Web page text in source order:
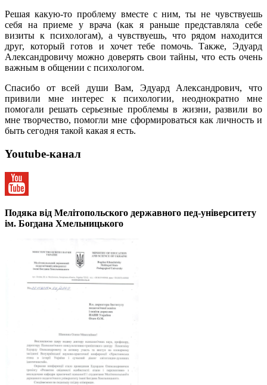
Решая какую-то проблему вместе с ним, ты не чувствуешь
себя на приеме у врача (как я раньше представляла себе
визиты к психологам), а чувствуешь, что рядом находится
друг, который готов и хочет тебе помочь. Также, Эдуард
Александровичу можно доверять свои тайны, что есть очень
важным в общении с психологом.
Спасибо от всей души Вам, Эдуард Александрович, что
привили мне интерес к психологии, неоднократно мне
помогали решать серьезные проблемы в жизни, развили во
мне творчество, помогли мне сформироваться как личность и
быть сегодня такой какая я есть.
Youtube-канал
Подяка від Мелітопольского державного пед-університету
ім. Богдана Хмельницького